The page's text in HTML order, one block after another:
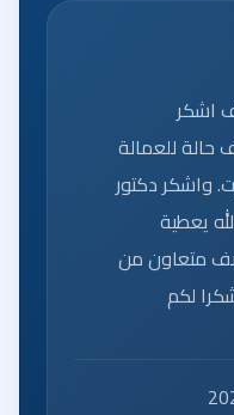
اشكر
حالة للعمالة
واشكر دكتور
يعطية
متعاون من
لكم